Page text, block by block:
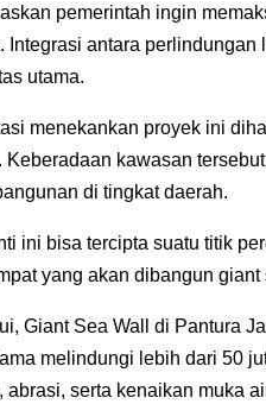
pemerintah ingin
Integrasi antara
utama.
menekankan proyek ini
Keberadaan kawasan
di tingkat daerah.
ini bisa tercipta suatu titik
yang akan dibangun giant
Giant Sea Wall di Pantura
melindungi lebih dari 50
abrasi, serta kenaikan muka